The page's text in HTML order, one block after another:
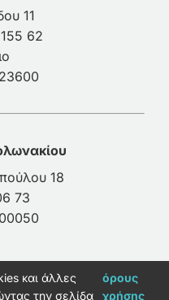
11
62
18
73
Πολιτική Απορρήτου
και άλλες
την σελίδα
όρους
χρήσης